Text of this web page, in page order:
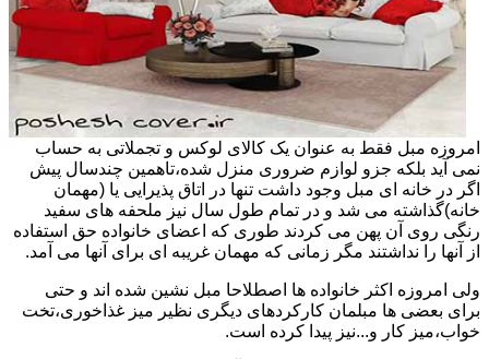
امروزه مبل فقط به عنوان یک کالای لوکس و تجملاتی به حساب
نمی آید بلکه جزو لوازم ضروری منزل شده،تاهمین چندسال پیش
اگر در خانه ای مبل وجود داشت تنها در اتاق پذیرایی یا (مهمان
خانه)گذاشته می شد و در تمام طول سال نیز ملحفه های سفید
رنگی روی آن پهن می کردند طوری که اعضای خانواده حق استفاده
از آنها را نداشتند مگر زمانی که مهمان غریبه ای برای آنها می آمد.
ولی امروزه اکثر خانواده ها اصطلاحا مبل نشین شده اند و حتی
برای بعضی ها مبلمان کارکردهای دیگری نظیر میز غذاخوری،تخت
خواب،میز کار و...نیز پیدا کرده است.